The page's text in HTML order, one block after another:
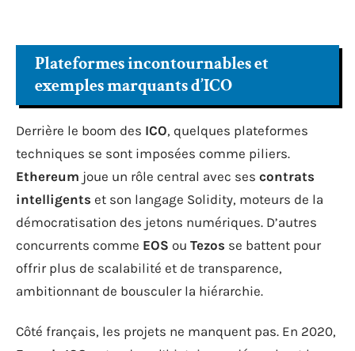
Plateformes incontournables et
exemples marquants d’ICO
Derrière le boom des ICO, quelques plateformes
techniques se sont imposées comme piliers.
Ethereum joue un rôle central avec ses contrats
intelligents et son langage Solidity, moteurs de la
démocratisation des jetons numériques. D’autres
concurrents comme EOS ou Tezos se battent pour
offrir plus de scalabilité et de transparence,
ambitionnant de bousculer la hiérarchie.
Côté français, les projets ne manquent pas. En 2020,